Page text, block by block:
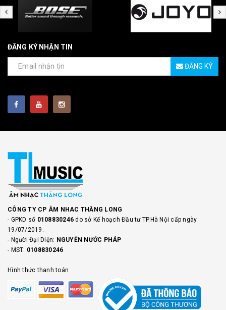
ĐĂNG KÝ NHẬN TIN
ĐĂNG KÝ
CÔNG TY CP ÂM NHAC THĂNG LONG
- GPKD số 0108830246do sở Kế hoạch Đầu tư TP.Hà Nội cấp ngày
19/07/2019.
- Người Đại Diện: NGUYỄN NƯỚC PHÁP
- MST: 0108830246
Hình thức thanh toán